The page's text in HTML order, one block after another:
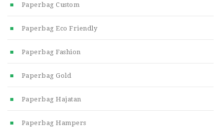
Paperbag Custom
Paperbag Eco Friendly
Paperbag Fashion
Paperbag Gold
Paperbag Hajatan
Paperbag Hampers